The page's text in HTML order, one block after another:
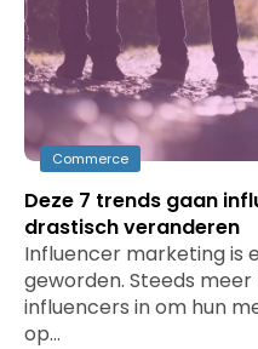
Commerce
Deze 7 trends gaan
drastisch veranderen
Influencer marketing is
geworden. Steeds
influencers in om hun
op…